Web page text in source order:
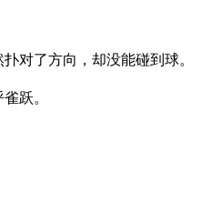
扑对了方向 ， 却没能碰到 球。
雀跃。